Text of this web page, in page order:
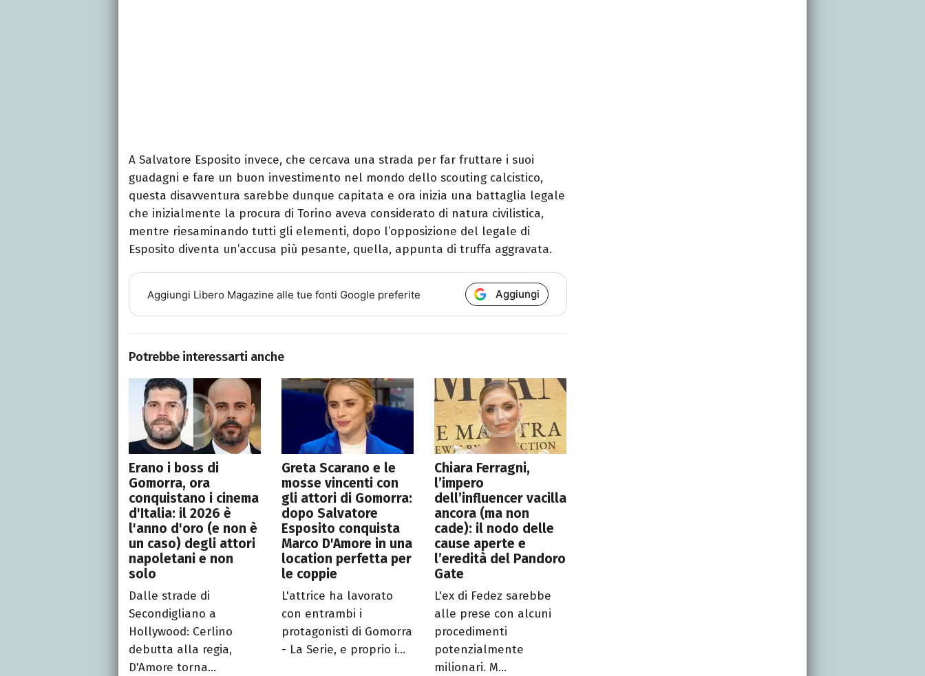
A Salvatore Esposito invece, che cercava una strada per far fruttare i suoi
guadagni e fare un buon investimento nel mondo dello scouting calcistico,
questa disavventura sarebbe dunque capitata e ora inizia una battaglia legale
che inizialmente la procura di Torino aveva considerato di natura civilistica,
mentre riesaminando tutti gli elementi, dopo l’opposizione del legale di
Esposito diventa un’accusa più pesante, quella, appunta di truffa aggravata.
Aggiungi Libero Magazine alle tue fonti Google preferite Aggiungi
Potrebbe interessarti anche
Erano i boss di
Gomorra, ora
conquistano i cinema
d'Italia: il 2026 è
l'anno d'oro (e non è
un caso) degli attori
napoletani e non
solo
Dalle strade di
Secondigliano a
Hollywood: Cerlino
debutta alla regia,
D'Amore torna...
Greta Scarano e le
mosse vincenti con
gli attori di Gomorra:
dopo Salvatore
Esposito conquista
Marco D'Amore in una
location perfetta per
le coppie
L'attrice ha lavorato
con entrambi i
protagonisti di Gomorra
- La Serie, e proprio i...
Chiara Ferragni,
l’impero
dell’influencer vacilla
ancora (ma non
cade): il nodo delle
cause aperte e
l’eredità del Pandoro
Gate
L'ex di Fedez sarebbe
alle prese con alcuni
procedimenti
potenzialmente
milionari. M...